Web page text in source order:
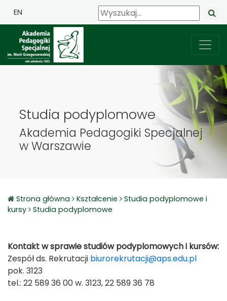
EN
Studia podyplomowe
Akademia Pedagogiki Specjalnej
w Warszawie
Strona główna Kształcenie
Studia podyplomowe i
kursy
Studia podyplomowe
Kontakt w sprawie studiów podyplomowych i kursów:
Zespół ds. Rekrutacji biurorekrutacji@aps.edu.pl
pok. 3123
tel.: 22 589 36 00 w. 3123, 22 589 36 78